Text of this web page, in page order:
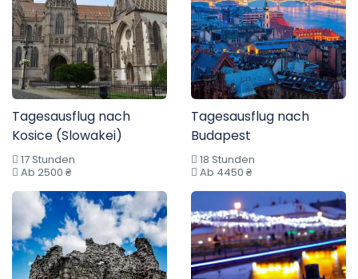
Tagesausflug nach
Kosice (Slowakei)
17 Stunden
Ab 2500 ₴
Tagesausflug nach
Budapest
18 Stunden
Ab 4450 ₴